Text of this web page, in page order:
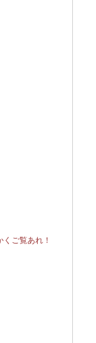
ご覧あれ！